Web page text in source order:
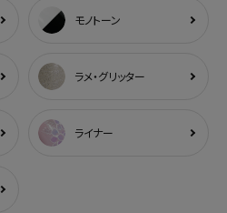
モノトーン
ラメ・グリッター
ライナー